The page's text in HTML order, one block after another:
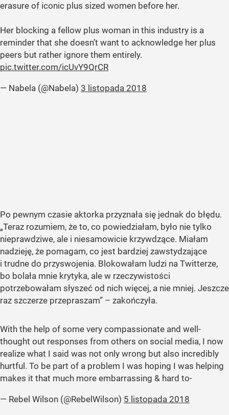
erasure of iconic plus sized women before her.
Her blocking a fellow plus woman in this industry is a
reminder that she doesn’t want to acknowledge her plus
peers but rather ignore them entirely.
pic.twitter.com/icUvY9QrCR
— Nabela (@Nabela) 3 listopada 2018
Po pewnym czasie aktorka przyznała się jednak do błędu.
„Teraz rozumiem, że to, co powiedziałam, było nie tylko
nieprawdziwe, ale i niesamowicie krzywdzące. Miałam
nadzieję, że pomagam, co jest bardziej zawstydzające
i trudne do przyswojenia. Blokowałam ludzi na Twitterze,
bo bolała mnie krytyka, ale w rzeczywistości
potrzebowałam słyszeć od nich więcej, a nie mniej. Jeszcze
raz szczerze przepraszam” – zakończyła.
With the help of some very compassionate and well-
thought out responses from others on social media, I now
realize what I said was not only wrong but also incredibly
hurtful. To be part of a problem I was hoping I was helping
makes it that much more embarrassing & hard to-
— Rebel Wilson (@RebelWilson) 5 listopada 2018